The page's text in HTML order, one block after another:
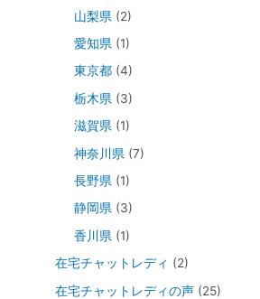
山梨県 (2)
愛知県 (1)
東京都(4)
栃木県 (3)
滋賀県 (1)
神奈川県 (7)
長野県 (1)
静岡県(3)
香川県 (1)
在宅チャットレディ (2)
在宅チャットレディの声 (25)